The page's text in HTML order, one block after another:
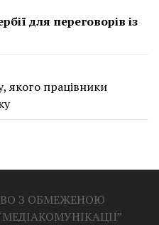
для переговорів із
якого працівники
З ОБМЕЖЕНОЮ